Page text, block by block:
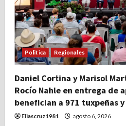
Politica Regionales
Daniel Cortina y Marisol
Rocío Nahle en entrega de
benefician a 971 tuxpeñas
Eliascruz1981 agosto 6, 2026